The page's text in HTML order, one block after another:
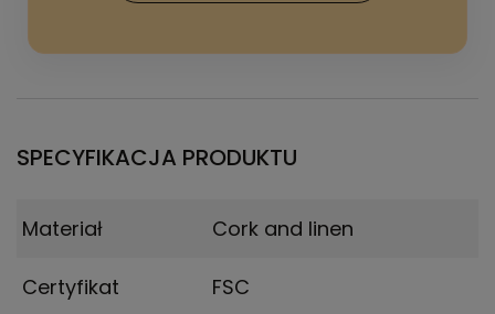
SPECYFIKACJA PRODUKTU
Materiał Cork and linen
Certyfikat FSC